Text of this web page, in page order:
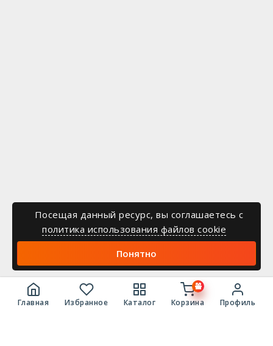
Посещая данный ресурс, вы соглашаетесь c
политика использования файлов cookie
Понятно
Главная Избранное Каталог Корзина Профиль